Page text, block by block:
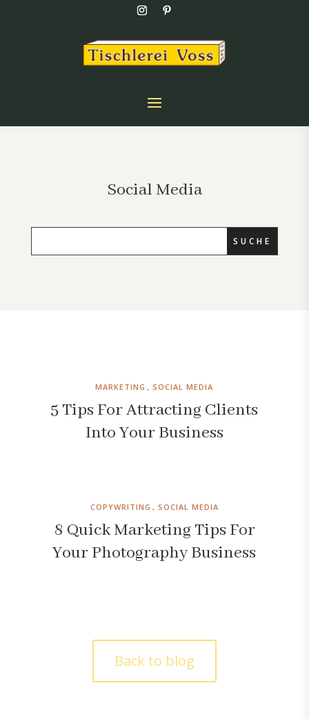
Social Media
5 Tips For Attracting Clients
Into Your Business
MARKETING SOCIAL MEDIA
8 Quick Marketing Tips For
Your Photography Business
COPYWRITING SOCIAL MEDIA
Back to blog